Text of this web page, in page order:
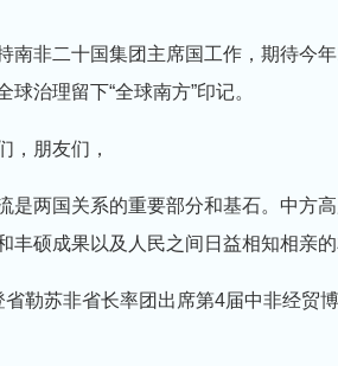
南非二十国集团主席国工作，期待今
治理留下“全球南方”印记。
，朋友们，
是两国关系的重要部分和基石。中方
丰硕成果以及人民之间日益相知相亲的
勒苏非省长率团出席第4届中非经贸